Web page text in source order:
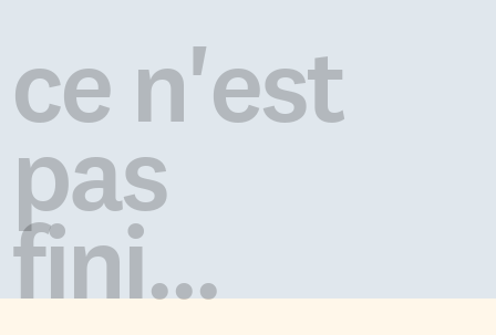
ce n'est
pas
fini...